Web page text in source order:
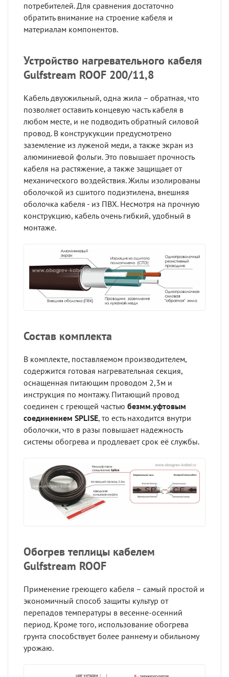
потребителей. Для сравнения достаточно
обратить внимание на строение кабеля и
материалам компонентов.
Устройство нагревательного кабеля
Gulfstream ROOF 200/11,8
Кабель двухжильный, одна жила – обратная, что
позволяет оставить концевую часть кабеля в
любом месте, и не подводить обратный силовой
провод. В конструкукции предусмотрено
заземление из луженой меди, а также экран из
алюминиевой фольги. Это повышает прочность
кабеля на растяжение, а также защищает от
механического воздействия. Жилы изолированы
оболочкой из сшитого подиэтилена, внешняя
оболочка кабеля - из ПВХ. Несмотря на прочную
конструкцию, кабель очень гибкий, удобный в
монтаже.
Состав комплекта
В комплекте, поставляемом производителем,
содержится готовая нагревательная секция,
оснащенная питающим проводом 2,3м и
инструкция по монтажу. Питающий провод
соединен с греющей частью безмм.уфтовым
соединением SPLISE, то есть находится внутри
оболочки, что в разы повышает надежность
системы обогрева и продлевает срок её службы.
Обогрев теплицы кабелем
Gulfstream ROOF
Применение греющего кабеля – самый простой и
экономичный способ защиты культур от
перепадов температуры в весенне-осенний
период. Кроме того, использование обогрева
грунта способствует более раннему и обильному
урожаю.